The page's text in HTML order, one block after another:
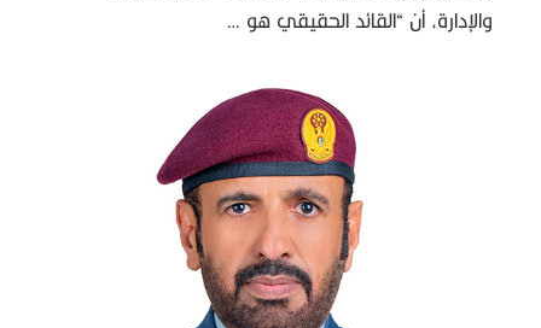
والإدارة، أن “القائد الحقيقي هو …